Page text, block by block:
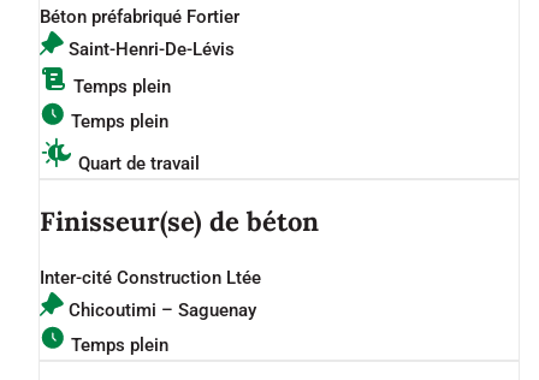
Béton préfabriqué Fortier
Saint-Henri-De-Lévis
Temps plein
Temps plein
Quart de travail
Finisseur(se) de béton
Inter-cité Construction Ltée
Chicoutimi – Saguenay
Temps plein